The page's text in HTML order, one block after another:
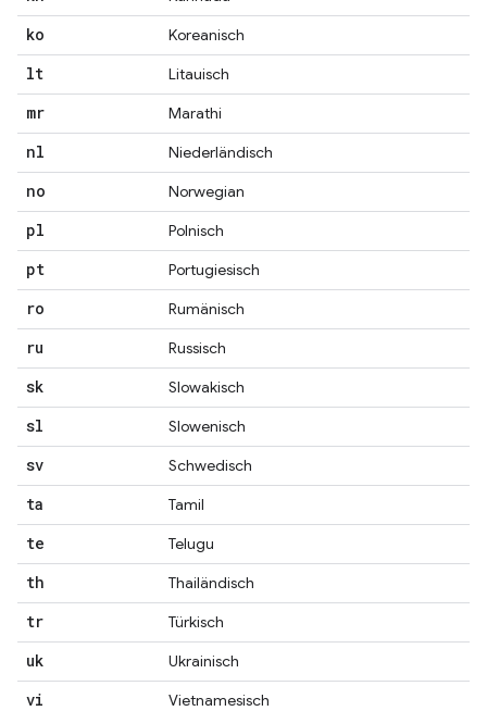
ko Koreanisch
lt Litauisch
mr Marathi
nl Niederländisch
no Norwegian
pl Polnisch
pt Portugiesisch
ro Rumänisch
ru Russisch
sk Slowakisch
sl Slowenisch
sv Schwedisch
ta Tamil
te Telugu
th Thailändisch
tr Türkisch
uk Ukrainisch
vi Vietnamesisch